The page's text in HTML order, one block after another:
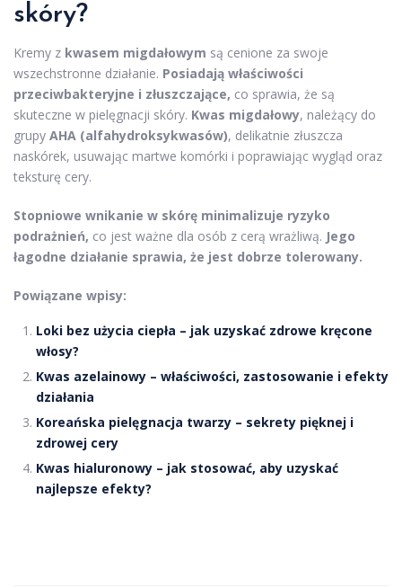
skóry?
Kremy z kwasem migdałowym są cenione za swoje
wszechstronne działanie. Posiadają właściwości
przeciwbakteryjne i złuszczające, co sprawia, że są
skuteczne w pielęgnacji skóry. Kwas migdałowy, należący do
grupy AHA (alfahydroksykwasów), delikatnie złuszcza
naskórek, usuwając martwe komórki i poprawiając wygląd oraz
teksturę cery.
Stopniowe wnikanie w skórę minimalizuje ryzyko
podrażnień, co jest ważne dla osób z cerą wrażliwą. Jego
łagodne działanie sprawia, że jest dobrze tolerowany.
Powiązane wpisy:
Loki bez użycia ciepła – jak uzyskać zdrowe kręcone
włosy?
Kwas azelainowy – właściwości, zastosowanie i efekty
działania
Koreańska pielęgnacja twarzy – sekrety pięknej i
zdrowej cery
Kwas hialuronowy – jak stosować, aby uzyskać
najlepsze efekty?